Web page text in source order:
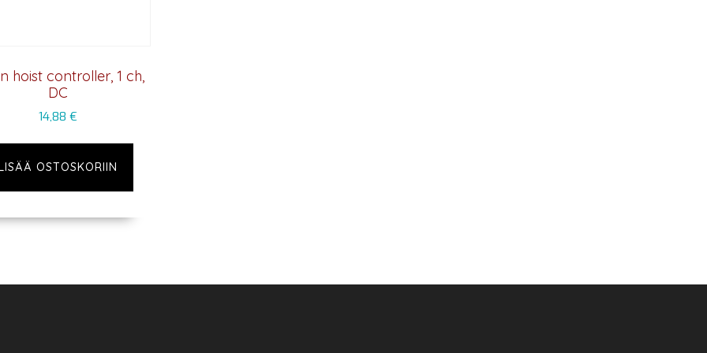
hoist controller, 1 ch,
DC
14,88 €
OSTOSKORIIN